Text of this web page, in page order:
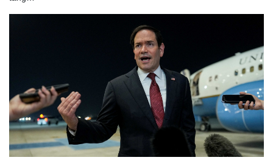
Hạt giống tâm hồn